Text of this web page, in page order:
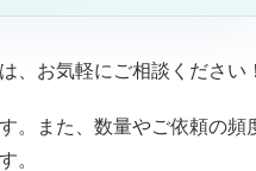
、お気軽にご相談ください
。また、数量やご依頼の頻
。